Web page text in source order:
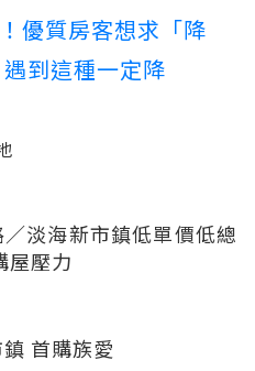
優質房客想求「降
到這種一定降
淡海新市鎮低單價低總
屋壓力
首購族愛